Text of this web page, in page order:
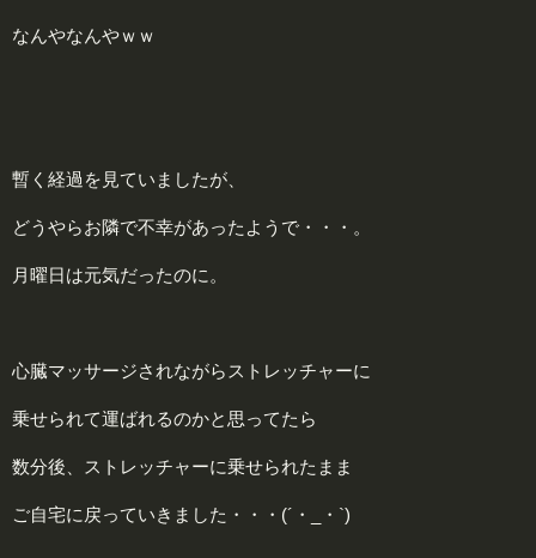
なんやなんやｗｗ
暫く経過を見ていましたが、
どうやらお隣で不幸があったようで・・・。
月曜日は元気だったのに。
心臓マッサージされながらストレッチャーに
乗せられて運ばれるのかと思ってたら
数分後、ストレッチャーに乗せられたまま
ご自宅に戻っていきました・・・(´・_・`)